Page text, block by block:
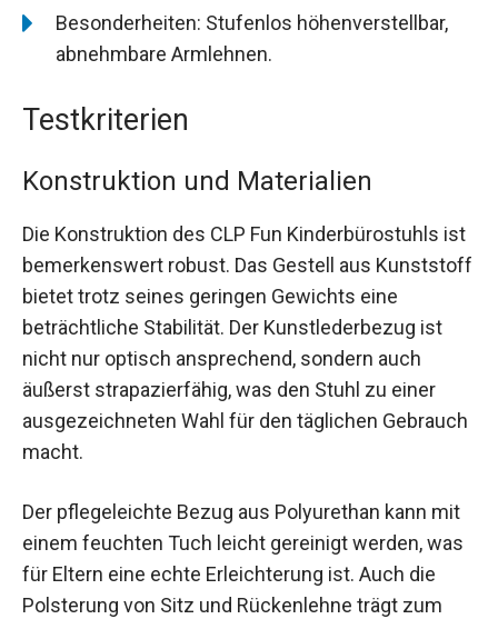
Besonderheiten: Stufenlos höhenverstellbar,
abnehmbare Armlehnen.
Testkriterien
Konstruktion und Materialien
Die Konstruktion des CLP Fun Kinderbürostuhls ist
bemerkenswert robust. Das Gestell aus Kunststoff
bietet trotz seines geringen Gewichts eine
beträchtliche Stabilität. Der Kunstlederbezug ist
nicht nur optisch ansprechend, sondern auch
äußerst strapazierfähig, was den Stuhl zu einer
ausgezeichneten Wahl für den täglichen Gebrauch
macht.
Der pflegeleichte Bezug aus Polyurethan kann mit
einem feuchten Tuch leicht gereinigt werden, was
für Eltern eine echte Erleichterung ist. Auch die
Polsterung von Sitz und Rückenlehne trägt zum